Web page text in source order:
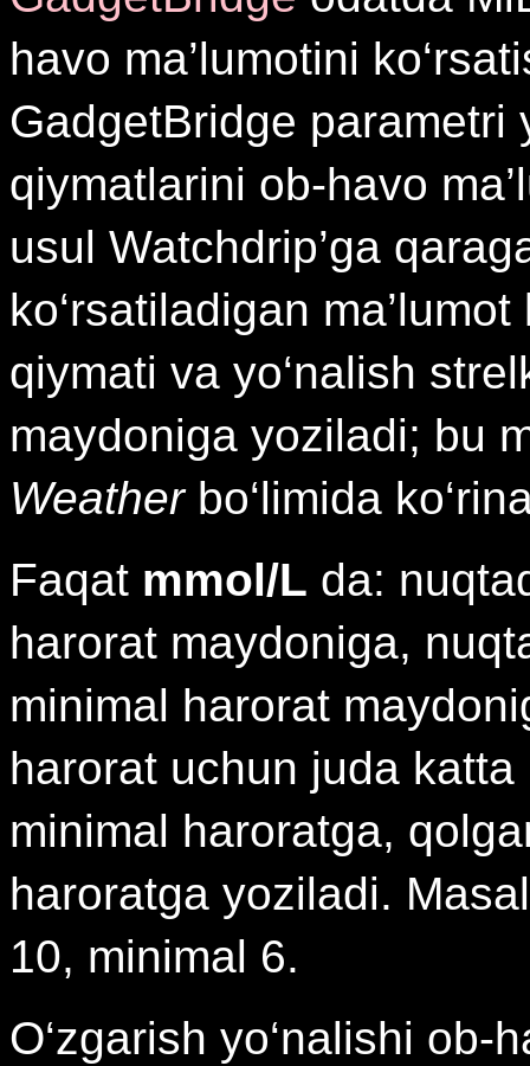
havo ma’lumotini
GadgetBridge
qiymatlarini ob-havo
usul Watchdrip’ga
ko‘rsatiladigan
qiymati va yo‘nalish
maydoniga yoziladi; bu
Weatherbo‘limida
Faqat mmol/L da:
harorat maydoniga,
minimal harorat
harorat uchun juda
minimal haroratga,
haroratga yoziladi.
10, minimal 6.
O‘zgarish yo‘nalishi